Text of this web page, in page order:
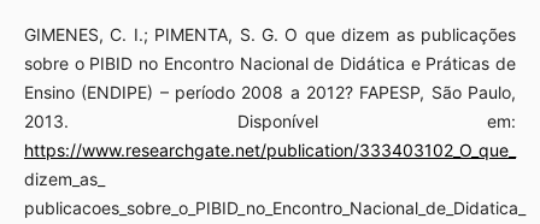
GIMENES, C. I.; PIMENTA, S. G. O que dizem as publicações
sobre o PIBID no Encontro Nacional de Didática e Práticas de
Ensino (ENDIPE) – período 2008 a 2012? FAPESP, São Paulo,
2013. Disponível em:
https://www.researchgate.net/publication/333403102_O_que_
dizem_as_
publicacoes_sobre_o_PIBID_no_Encontro_Nacional_de_Didatica_